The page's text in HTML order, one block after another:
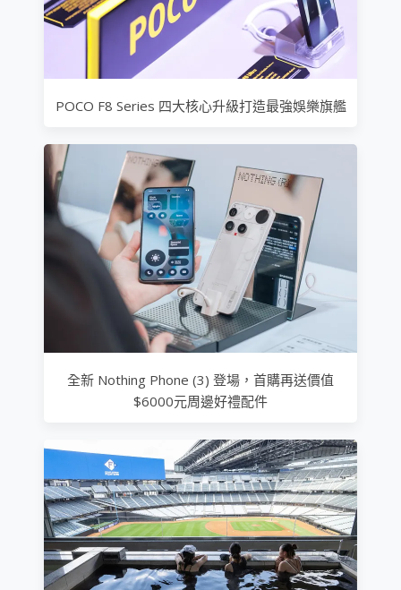
POCO F8 Series 四大核心升級打造最強娛樂旗艦
全新 Nothing Phone (3) 登場，首購再送價值
$6000元周邊好禮配件